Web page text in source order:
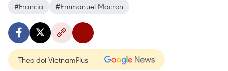
#Francia
#Emmanuel Macron
Theo dõi VietnamPlus